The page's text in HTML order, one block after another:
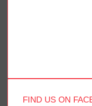
FIND US ON